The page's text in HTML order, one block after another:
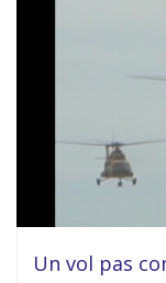
Un vol pas